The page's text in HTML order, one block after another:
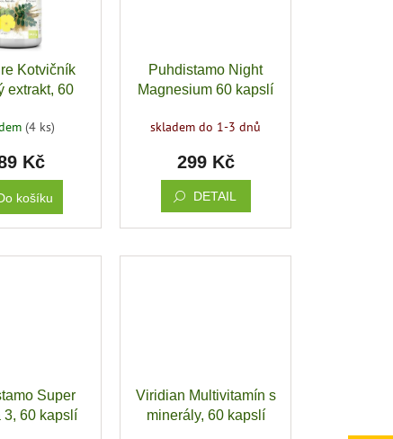
Kotvičník
extrakt, 60
(4 ks)
Kč
košíku
Puhdistamo Night
Magnesium 60 kapslí
skladem do 1-3 dnů
299 Kč
DETAIL
Super
3, 60 kapslí
Viridian Multivitamín s
minerály, 60 kapslí